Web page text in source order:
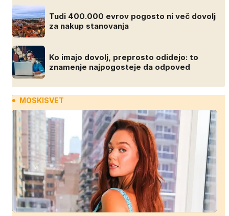
Tudi 400.000 evrov pogosto ni več dovolj
za nakup stanovanja
Ko imajo dovolj, preprosto odidejo: to
znamenje najpogosteje da odpoved
MOSKISVET